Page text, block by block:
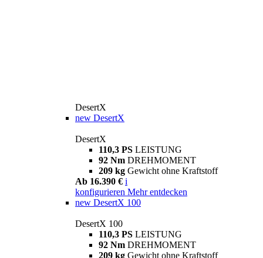
DesertX
new DesertX
DesertX
110,3 PS LEISTUNG
92 Nm DREHMOMENT
209 kg Gewicht ohne Kraftstoff
Ab 16.390 € i
konfigurieren Mehr entdecken
new DesertX 100
DesertX 100
110,3 PS LEISTUNG
92 Nm DREHMOMENT
209 kg Gewicht ohne Kraftstoff